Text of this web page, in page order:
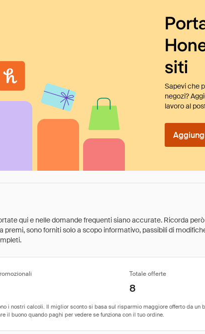
siti
Sapevi che
negozi?
lavoro al
qui e nelle domande frequenti siano accurate. Ricorda
premi, sono forniti solo a scopo informativo, passibili di
Totale offerte
8